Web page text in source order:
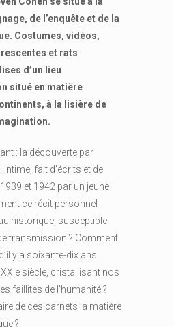
de l’enquête et de la
Costumes, vidéos,
et rats
d’un lieu
situé en matière
à la lisière de
: la découverte par
intime, fait d’écrits et de
et 1942 par un jeune
ce récit personnel
historique, susceptible
transmission ? Comment
y a soixante-dix ans
siècle, cristallisant nos
faillites de l’humanité ?
de ces carnets la matière
?